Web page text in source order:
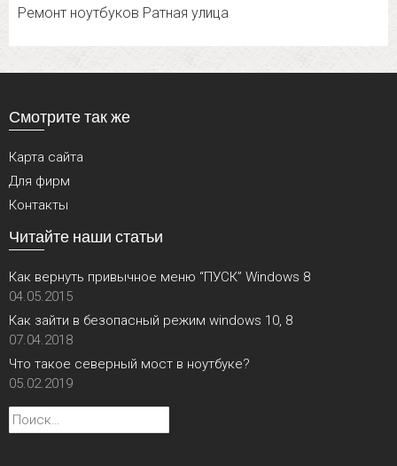
Ремонт ноутбуков Ратная улица
Смотрите так же
Карта сайта
Для фирм
Контакты
Читайте наши статьи
Как вернуть привычное меню “ПУСК” Windows 8
04.05.2015
Как зайти в безопасный режим windows 10, 8
07.04.2018
Что такое северный мост в ноутбуке?
05.02.2019
Найти: